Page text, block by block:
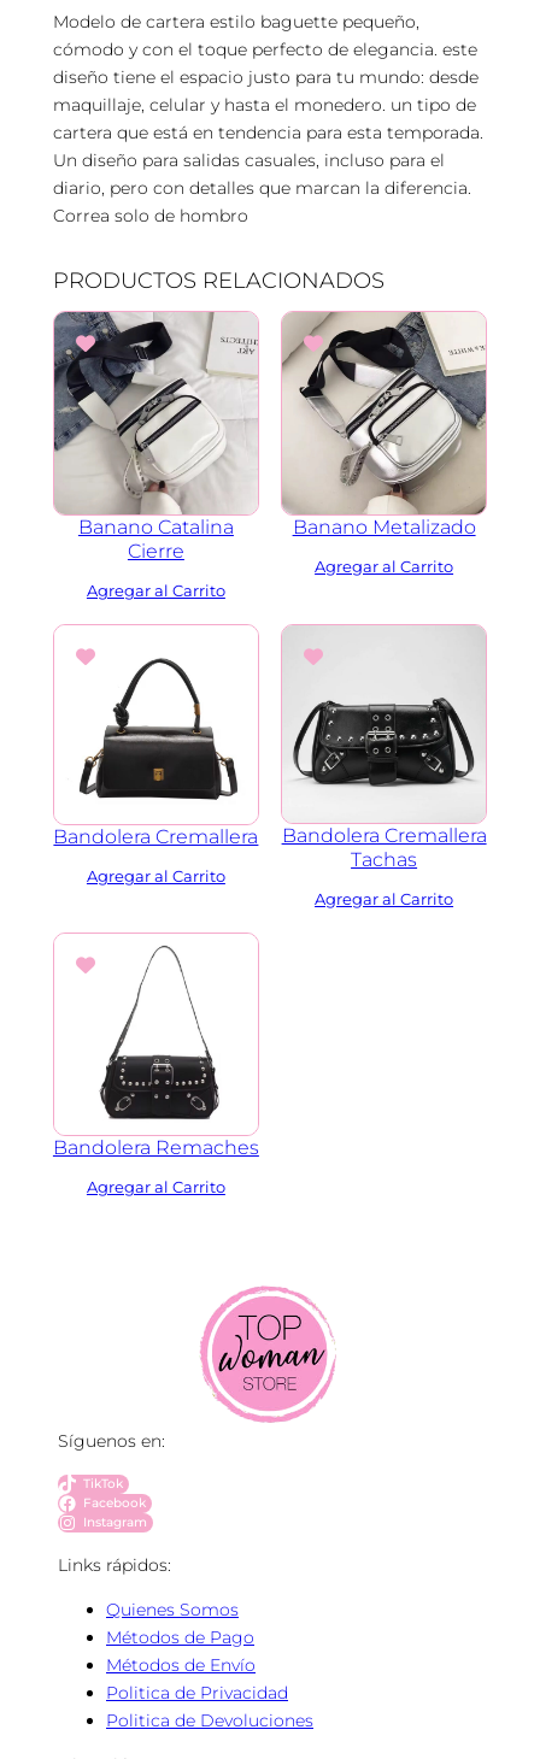
b
i
l
l
a
c
a
n
d
a
d
Modelo de cartera estilo baguette pequeño,
cómodo y con el toque perfecto de elegancia. este
diseño tiene el espacio justo para tu mundo: desde
maquillaje, celular y hasta el monedero. un tipo de
cartera que está en tendencia para esta temporada.
Un diseño para salidas casuales, incluso para el
diario, pero con detalles que marcan la diferencia.
Correa solo de hombro
PRODUCTOS RELACIONADOS
Banano Catalina
Cierre
Banano Metalizado
Bandolera Cremallera
Bandolera Cremallera
Tachas
Bandolera Remaches
Síguenos en:
TikTok
Facebook
Instagram
Links rápidos:
Quienes Somos
Métodos de Pago
Métodos de Envío
Politica de Privacidad
Politica de Devoluciones